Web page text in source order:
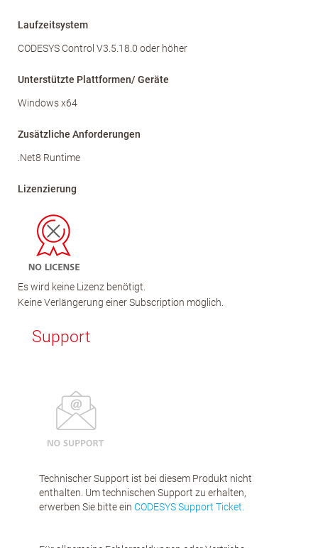
Laufzeitsystem
CODESYS Control V3.5.18.0 oder höher
Unterstützte Plattformen/ Geräte
Windows x64
Zusätzliche Anforderungen
.Net8 Runtime
Lizenzierung
Es wird keine Lizenz benötigt.
Keine Verlängerung einer Subscription möglich.
Support
Technischer Support ist bei diesem Produkt nicht
enthalten. Um technischen Support zu erhalten,
erwerben Sie bitte ein CODESYS Support Ticket.